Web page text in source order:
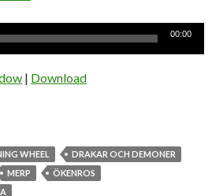
00:00
| Download
WHEEL
DRAKAR OCH DEMONER
MERP
ÖKENROS